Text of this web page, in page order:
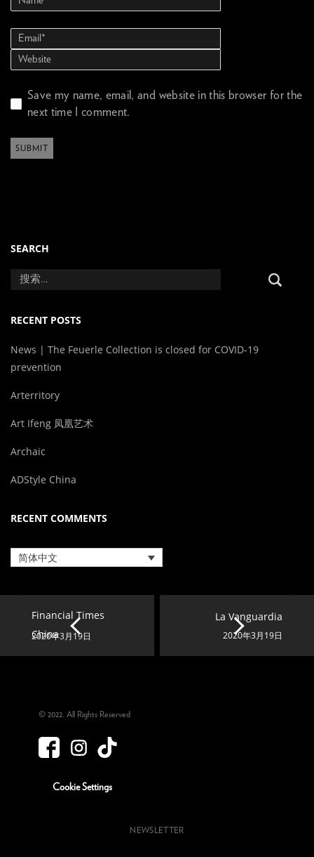
Save my name, email, and website in this browser for the
next time I comment.
SEARCH
RECENT POSTS
News | The Feuerle Collection is closed for COVID-19
prevention
Arterritory
Art Ifeng 凤凰艺术
Archaic
ADStyle China
RECENT COMMENTS
简体中文
Financial Times
China
2020年3月19日
La Vanguardia
2020年3月19日
© 2022. All Rights Reserved
Cookie Settings
NEWSLETTER